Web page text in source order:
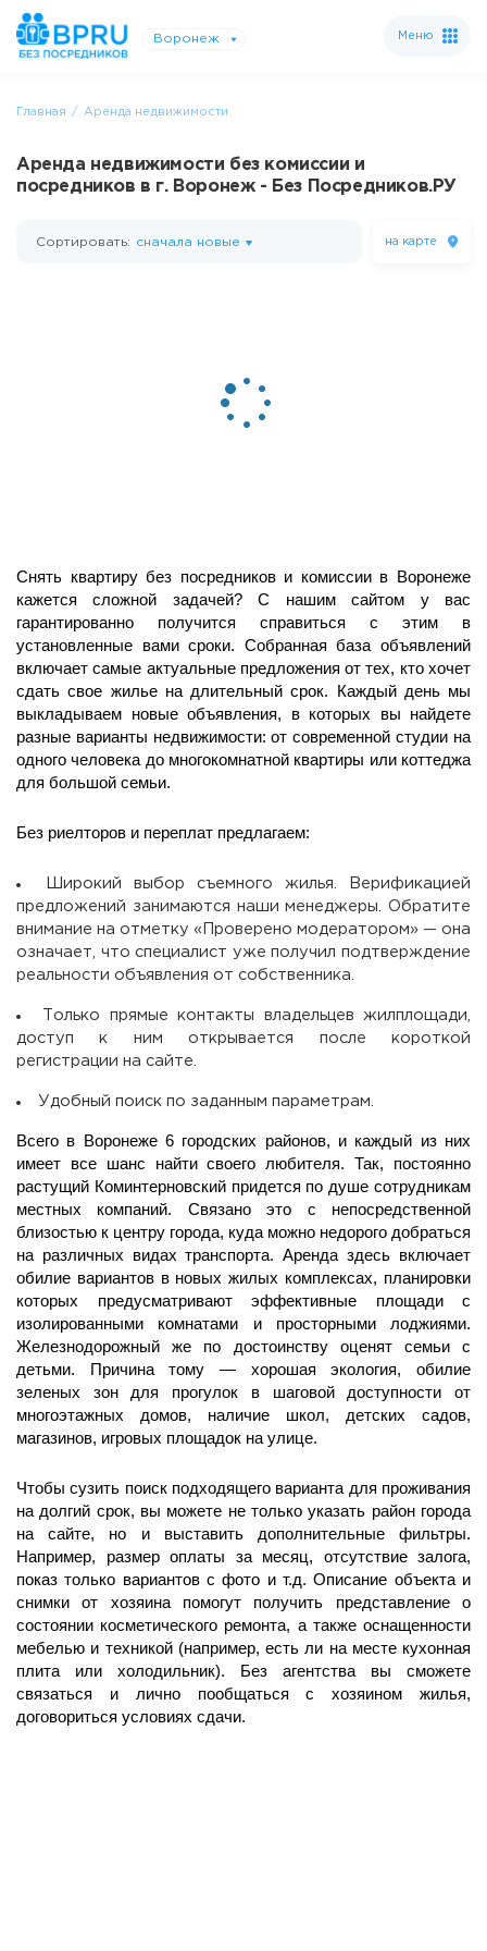
Воронеж Меню
Главная Аренда недвижимости
Аренда недвижимости без комиссии и
посредников в г. Воронеж - Без Посредников.РУ
Сортировать: сначала новые на карте
Снять квартиру без посредников и комиссии в Воронеже
кажется сложной задачей? С нашим сайтом у вас
гарантированно получится справиться с этим в
установленные вами сроки. Собранная база объявлений
включает самые актуальные предложения от тех, кто хочет
сдать свое жилье на длительный срок. Каждый день мы
выкладываем новые объявления, в которых вы найдете
разные варианты недвижимости: от современной студии на
одного человека до многокомнатной квартиры или коттеджа
для большой семьи.
Без риелторов и переплат предлагаем:
Широкий выбор съемного жилья. Верификацией
предложений занимаются наши менеджеры. Обратите
внимание на отметку «Проверено модератором» — она
означает, что специалист уже получил подтверждение
реальности объявления от собственника.
Только прямые контакты владельцев жилплощади,
доступ к ним открывается после короткой
регистрации на сайте.
Удобный поиск по заданным параметрам.
Всего в Воронеже 6 городских районов, и каждый из них
имеет все шанс найти своего любителя. Так, постоянно
растущий Коминтерновский придется по душе сотрудникам
местных компаний. Связано это с непосредственной
близостью к центру города, куда можно недорого добраться
на различных видах транспорта. Аренда здесь включает
обилие вариантов в новых жилых комплексах, планировки
которых предусматривают эффективные площади с
изолированными комнатами и просторными лоджиями.
Железнодорожный же по достоинству оценят семьи с
детьми. Причина тому — хорошая экология, обилие
зеленых зон для прогулок в шаговой доступности от
многоэтажных домов, наличие школ, детских садов,
магазинов, игровых площадок на улице.
Чтобы сузить поиск подходящего варианта для проживания
на долгий срок, вы можете не только указать район города
на сайте, но и выставить дополнительные фильтры.
Например, размер оплаты за месяц, отсутствие залога,
показ только вариантов с фото и т.д. Описание объекта и
снимки от хозяина помогут получить представление о
состоянии косметического ремонта, а также оснащенности
мебелью и техникой (например, есть ли на месте кухонная
плита или холодильник). Без агентства вы сможете
связаться и лично пообщаться с хозяином жилья,
договориться условиях сдачи.